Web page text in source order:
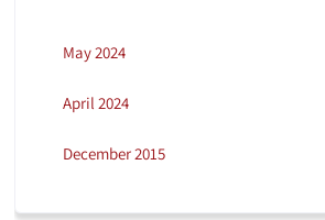
May 2024
April 2024
December 2015